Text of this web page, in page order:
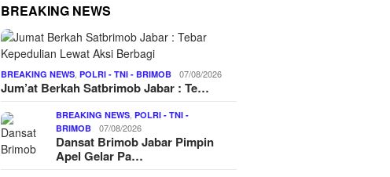
BREAKING NEWS
BREAKING NEWS ,POLRI - TNI - BRIMOB 07/08/2026
Jum’at Berkah Satbrimob Jabar : Te…
BREAKING NEWS ,POLRI - TNI -
BRIMOB
07/08/2026
Dansat Brimob Jabar Pimpin
Apel Gelar Pa…